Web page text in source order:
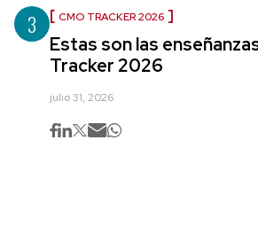
3 CMO TRACKER 2026
Estas son las
Tracker 2026
julio 31, 2026